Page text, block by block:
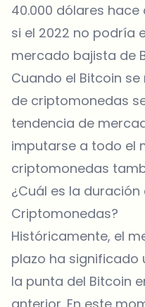
40.000 dólares
si el 2022 no podría
mercado bajista de
Cuando el Bitcoin
de criptomonedas
tendencia de
imputarse a todo el
criptomonedas
¿Cuál es la
Criptomonedas?
Históricamente, el
plazo ha significado
la punta del Bitcoin